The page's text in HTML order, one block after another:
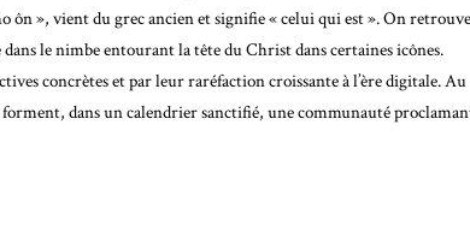
ôn », vient du grec ancien et signifie « celui qui est ». On retrouve
le nimbe entourant la tête du Christ dans certaines icônes.
concrètes et par leur raréfaction croissante à l’ère digitale. Au
dans un calendrier sanctifié, une communauté